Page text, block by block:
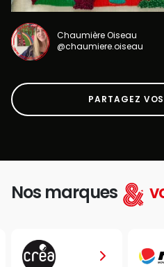
Chaumière Oiseau
@chaumiere.oiseau
PARTAGEZ
Nos marques